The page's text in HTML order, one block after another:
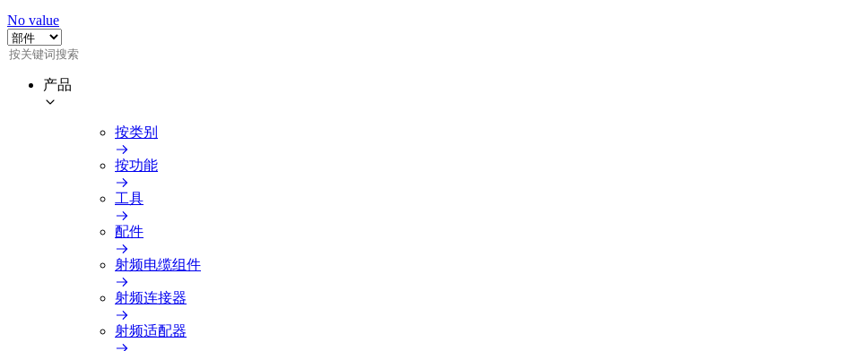
No value
产品
按类别
按功能
工具
配件
射频电缆组件
射频连接器
射频适配器